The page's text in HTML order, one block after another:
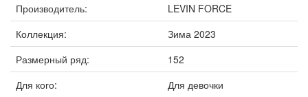
Производитель:
LEVIN FORCE
Коллекция:
Зима 2023
Размерный ряд:
152
Для кого:
Для девочки